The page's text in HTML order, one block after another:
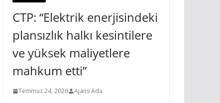
CTP: “Elektrik enerjisindeki
plansızlık halkı kesintilere
ve yüksek maliyetlere
mahkum etti”
Temmuz 24, 2026 Ajans Ada